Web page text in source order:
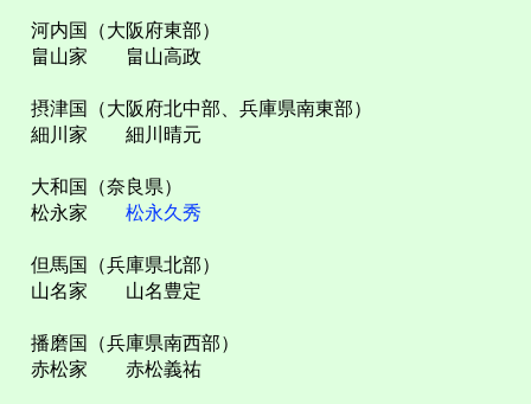
河内国（大阪府東部）
畠山家 畠山高政
摂津国（大阪府北中部、兵庫県南東部）
細川家 細川晴元
大和国（奈良県）
松永家 松永久秀
但馬国（兵庫県北部）
山名家 山名豊定
播磨国（兵庫県南西部）
赤松家 赤松義祐